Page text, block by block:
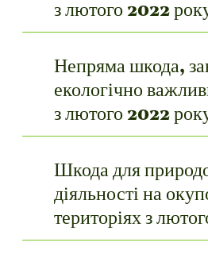
з лютого 2022
Непряма шкода,
екологічно
з лютого 2022
Шкода для
діяльності на
територіях з